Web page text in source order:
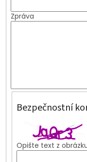
Zpráva
Bezpečnostní
Opište text z